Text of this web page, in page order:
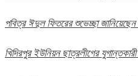
পবিত্র ঈদুল ফিতরের শুভেচ্ছা
খিদিরপুর ইউনিয়ন ছাত্রলীগের